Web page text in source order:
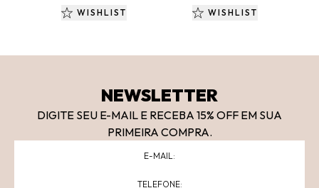
WISHLIST WISHLIST
NEWSLETTER
DIGITE SEU E-MAIL E RECEBA 15% OFF EM SUA
PRIMEIRA COMPRA.